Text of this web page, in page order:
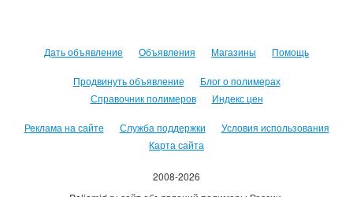
Дать объявление Объявления Магазины Помощь
Продвинуть объявление
Блог о полимерах
Справочник полимеров
Индекс цен
Реклама на сайте Служба поддержки
Условия использования
Карта сайта
2008-2026